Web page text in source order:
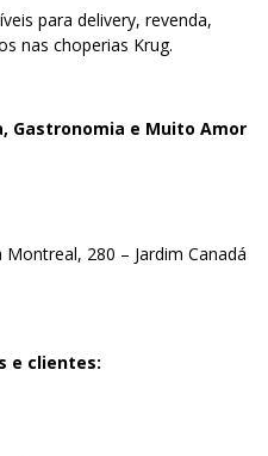
para delivery, revenda,
nas choperias Krug.
Gastronomia e Muito Amor
280 – Jardim Canadá
e clientes: